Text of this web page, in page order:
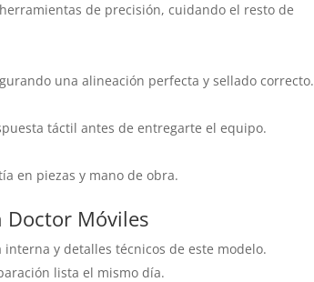
de precisión, cuidando el resto de
una alineación perfecta y sellado correcto.
táctil antes de entregarte el equipo.
en piezas y mano de obra.
Doctor Móviles
interna y detalles técnicos de este modelo.
lista el mismo día.